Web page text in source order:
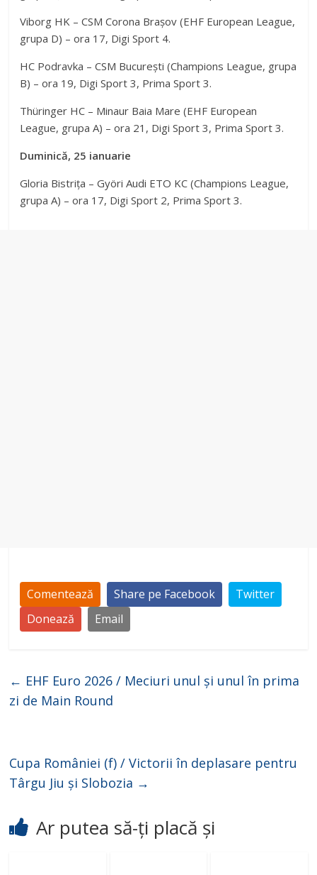
Viborg HK – CSM Corona Brașov (EHF European League,
grupa D) – ora 17, Digi Sport 4.
HC Podravka – CSM București (Champions League, grupa
B) – ora 19, Digi Sport 3, Prima Sport 3.
Thüringer HC – Minaur Baia Mare (EHF European
League, grupa A) – ora 21, Digi Sport 3, Prima Sport 3.
Duminică, 25 ianuarie
Gloria Bistrița – Györi Audi ETO KC (Champions League,
grupa A) – ora 17, Digi Sport 2, Prima Sport 3.
Comentează Share pe Facebook
Twitter
Donează
Email
← EHF Euro 2026 / Meciuri unul și unul în prima
zi de Main Round
Cupa României (f) / Victorii în deplasare pentru
Târgu Jiu și Slobozia →
Ar putea să-ți placă și